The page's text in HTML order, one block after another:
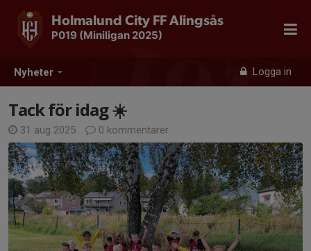
Nyheter Logga in
Holmalund City FF Alingsås
P019 (Miniligan 2025)
Tack för idag ☀️
31 aug 2025 0 kommentarer